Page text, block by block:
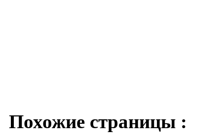
Похожие страницы :